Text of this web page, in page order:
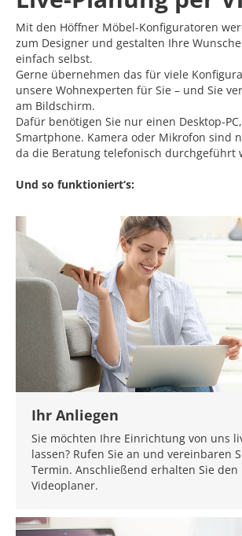
Mit den Höffner Möbel-Konfiguratoren
zum Designer und gestalten Ihre
einfach selbst.
Gerne übernehmen das für viele
unsere Wohnexperten für Sie – und Sie
am Bildschirm.
Dafür benötigen Sie nur einen Desktop-
Smartphone. Kamera oder Mikrofon sind
da die Beratung telefonisch durchgeführt
Und so funktioniert‘s:
Ihr Anliegen
Sie möchten Ihre Einrichtung von uns
lassen? Rufen Sie an und vereinbaren
Termin. Anschließend erhalten Sie den
Videoplaner.